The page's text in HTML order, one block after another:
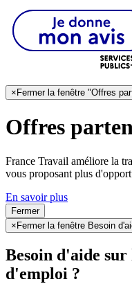
×Fermer la fenêtre "Offres
Offres
France Travail améliore la
vous proposant plus
En savoir plus
Fermer
×Fermer la fenêtre Besoin
Besoin d'aide
d'emploi ?